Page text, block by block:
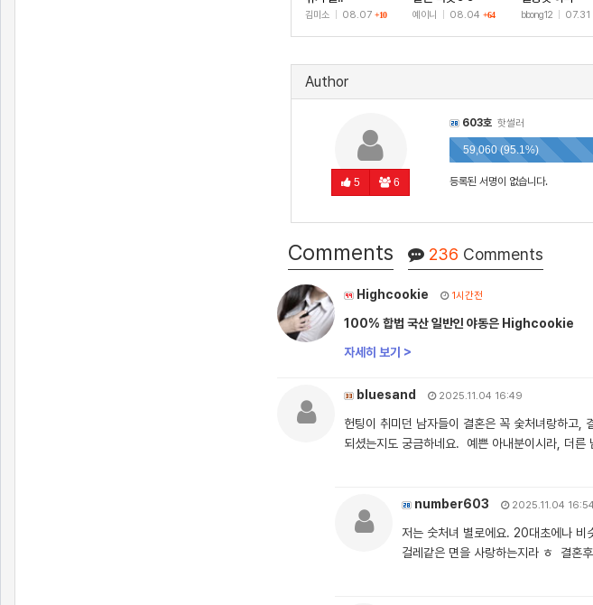
김미소 08.07 +10 예이니 08.04+64 bbong12 07.31
Author
5 6
603호 핫썰러
59,060 (95.1%)
등록된 서명이 없습니다.
Comments 236 Comments
Highcookie 1시간전
100% 합법 국산 일반인 야동은 Highcookie
자세히 보기 >
bluesand 2025.11.04 16:49
헌팅이 취미던 남자들이 결혼은 꼭 숯처녀랑하고,
되셨는지도 궁금하네요. 예쁜 아내분이시라, 더른
number603 2025.11.04 16:54
저는 숫처녀 별로에요. 20대초에나 비
걸레같은 면을 사랑하는지라 ㅎ 결혼